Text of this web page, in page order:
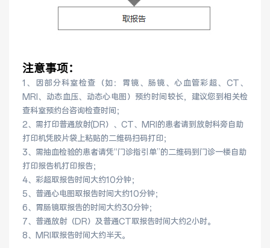
门诊就诊指南
医院布局 医保服务
出/入院服务 健康科普
意见建议
院内新闻 媒体报道
注意事项：
1、因部分科室检查（如：胃镜、肠镜、心血管彩超、CT、
MRI、动态血压、动态心电图）预约时间较长，建议您到相关检
查科室预约台咨询检查时间；
2、 需打印普通放射(DR）、CT、MRI的患者请到放射科旁自助
打印机凭胶片袋上粘贴的二维码扫码打印；
3、需抽血检验的患者请凭“门诊指引单”的二维码到门诊一楼自助
打印报告机打印报告；
4、彩超取报告时间大约10分钟；
5、普通心电图取报告时间大约10分钟；
6、胃肠镜取报告的时间大约30分钟；
7、普通放射（DR）及普通CT取报告时间大约2小时。
8、MRI取报告时间大约半天。